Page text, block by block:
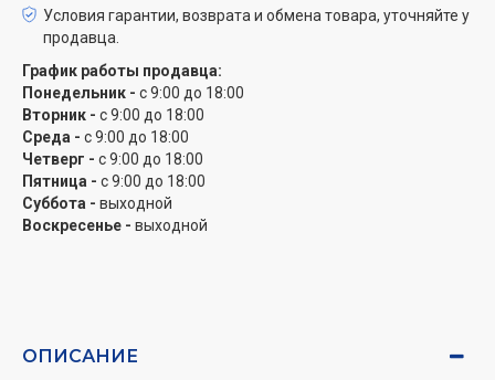
Условия гарантии, возврата и обмена товара, уточняйте у
продавца.
График работы продавца:
Понедельник - с 9:00 до 18:00
Вторник - с 9:00 до 18:00
Среда - с 9:00 до 18:00
Четверг - с 9:00 до 18:00
Пятница - с 9:00 до 18:00
Суббота - выходной
Воскресенье - выходной
ОПИСАНИЕ